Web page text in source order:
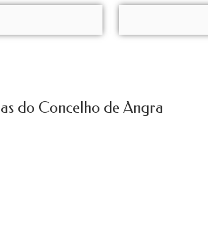
do Concelho de Angra